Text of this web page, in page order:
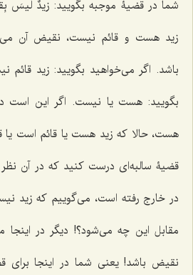
شما در قضیۀ موجبه بگویید: زیدٌ لَیسَ
زید هست و قائم نیست، نقیض آن
باشد. اگر می‌خواهید بگویید: زید قائم
بگویید: هست یا نیست. اگر این است
هست، حالا که زید هست یا قائم است یا
قضیۀ سالبه‌ای درست کنید که در آن
در خارج رفته است، می‌گوییم که زید
مقابل این چه می‌شود؟! دیگر در اینجا
نقیض باشد! یعنی شما در اینجا برای